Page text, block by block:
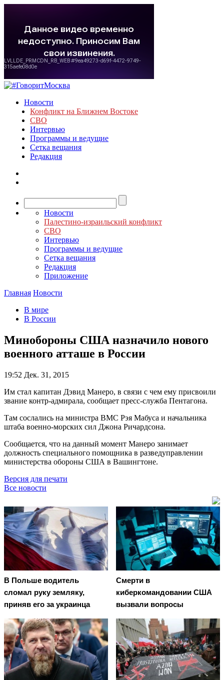
Новости
Конфликт на Ближнем Востоке
СВО
Интервью
Программы и ведущие
Сетка вещания
Редакция
Новости
Палестино-израильский конфликт
СВО
Интервью
Программы и ведущие
Сетка вещания
Редакция
Приложение
Главная Новости
В мире
В России
Минобороны США назначило нового
военного атташе в России
19:52 Дек. 31, 2015
Им стал капитан Дэвид Манеро, в связи с чем ему присвоили
звание контр-адмирала, сообщает пресс-служба Пентагона.
Там сослались на министра ВМС Рэя Мабуса и начальника
штаба военно-морских сил Джона Ричардсона.
Сообщается, что на данный момент Манеро занимает
должность специального помощника в разведуправлении
министерства обороны США в Вашингтоне.
Версия для печати
Все новости
В Польше водитель
сломал руку земляку,
приняв его за украинца
Смерти в
киберкомандовании США
вызвали вопросы